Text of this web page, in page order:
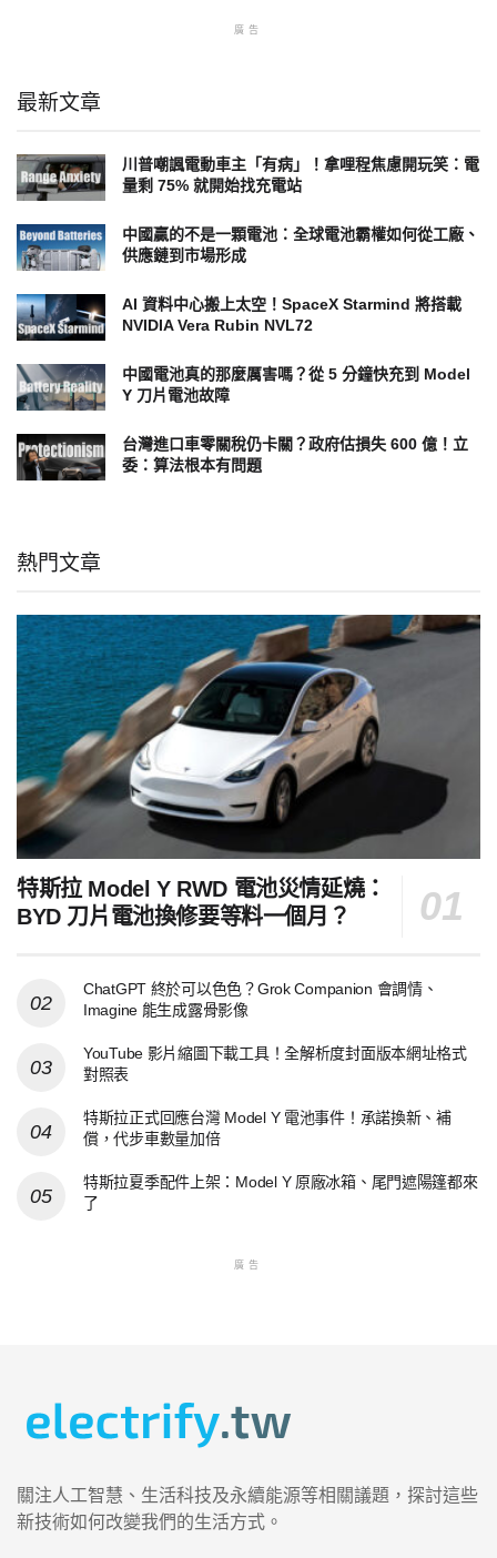
廣告
最新文章
川普嘲諷電動車主「有病」！拿哩程焦慮開玩笑：電
量剩 75% 就開始找充電站
中國贏的不是一顆電池：全球電池霸權如何從工廠、
供應鏈到市場形成
AI 資料中心搬上太空！SpaceX Starmind 將搭載
NVIDIA Vera Rubin NVL72
中國電池真的那麼厲害嗎？從 5 分鐘快充到 Model
Y 刀片電池故障
台灣進口車零關稅仍卡關？政府估損失 600 億！立
委：算法根本有問題
熱門文章
特斯拉 Model Y RWD 電池災情延燒：
BYD 刀片電池換修要等料一個月？
ChatGPT 終於可以色色？Grok Companion 會調情、
Imagine 能生成露骨影像
YouTube 影片縮圖下載工具！全解析度封面版本網址格式
對照表
特斯拉正式回應台灣 Model Y 電池事件！承諾換新、補
償，代步車數量加倍
特斯拉夏季配件上架：Model Y 原廠冰箱、尾門遮陽篷都來
了
廣告
關注人工智慧、生活科技及永續能源等相關議題，探討這些
新技術如何改變我們的生活方式。